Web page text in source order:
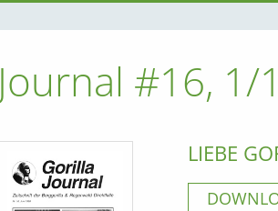
Journal #16, 1/
LIEBE